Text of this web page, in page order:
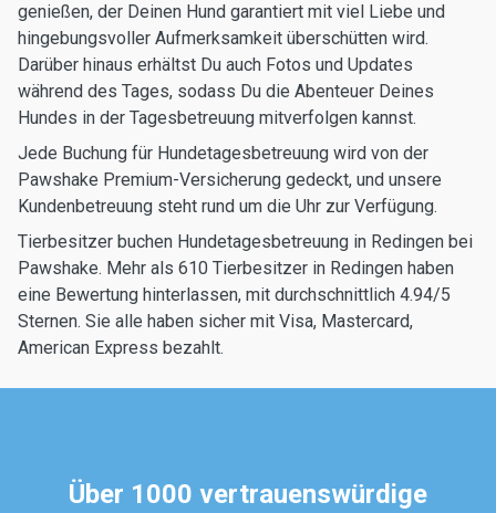
genießen, der Deinen Hund garantiert mit viel Liebe und
hingebungsvoller Aufmerksamkeit überschütten wird.
Darüber hinaus erhältst Du auch Fotos und Updates
während des Tages, sodass Du die Abenteuer Deines
Hundes in der Tagesbetreuung mitverfolgen kannst.
Jede Buchung für Hundetagesbetreuung wird von der
Pawshake Premium-Versicherung gedeckt, und unsere
Kundenbetreuung steht rund um die Uhr zur Verfügung.
Tierbesitzer buchen Hundetagesbetreuung in Redingen bei
Pawshake. Mehr als 610 Tierbesitzer in Redingen haben
eine Bewertung hinterlassen, mit durchschnittlich 4.94/5
Sternen. Sie alle haben sicher mit Visa, Mastercard,
American Express bezahlt.
Über 1000 vertrauenswürdige